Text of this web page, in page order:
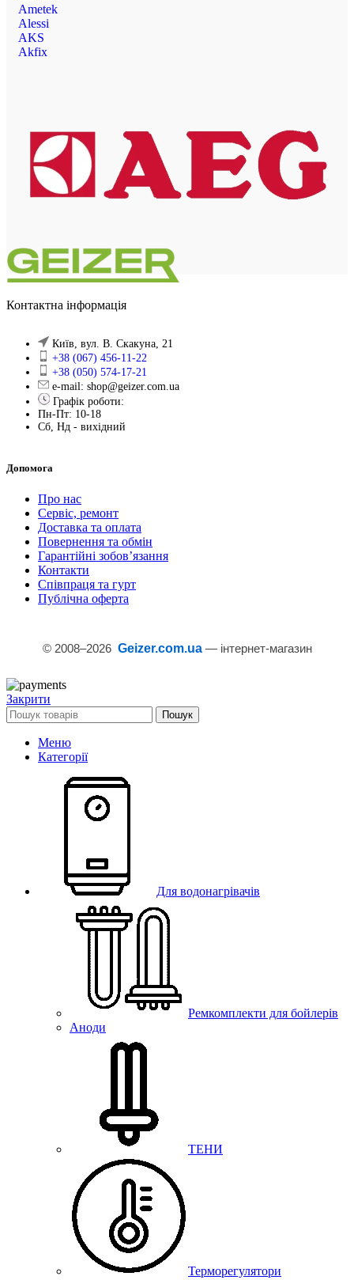
Ametek
Alessi
AKS
Akfix
Контактна інформація
Київ, вул. В. Скакуна, 21
+38 (067) 456-11-22
+38 (050) 574-17-21
e-mail: shop@geizer.com.ua
Графік роботи:
Пн-Пт: 10-18
Сб, Нд - вихідний
Допомога
Про нас
Сервіс, ремонт
Доставка та оплата
Повернення та обмін
Гарантійні зобов’язання
Контакти
Співпраця та гурт
Публічна оферта
© 2008–2026 Geizer.com.ua— інтернет-магазин
Закрити
Пошук
Меню
Категорії
Для водонагрівачів
Ремкомплекти для бойлерів
Аноди
ТЕНИ
Терморегулятори